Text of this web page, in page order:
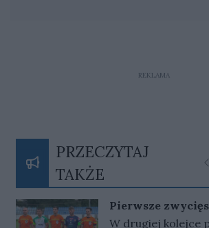
REKLAMA
PRZECZYTAJ
TAKŻE
Pierwsze
gorzowskiej
W drugiej kolejce